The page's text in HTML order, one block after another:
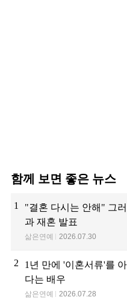
함께 보면 좋은 뉴스
1
"결혼 다시는 안해" 그
과 재혼 발표
삶은연예 2026.07.30
2
1년 만에 '이혼서류'를
다는 배우
삶은연예 2026.07.28